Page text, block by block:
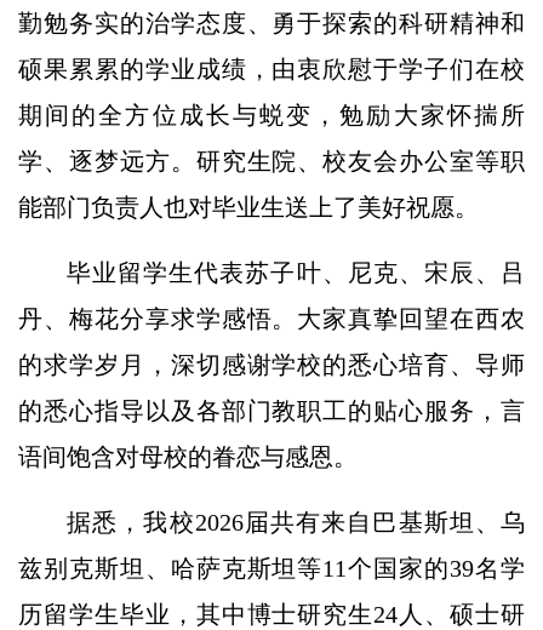
勤勉务实的治学态度、勇于探索的科研精神和
硕果累累的学业成绩，由衷欣慰于学子们在校
期间的全方位成长与蜕变，勉励大家怀揣所
学、逐梦远方。研究生院、校友会办公室等职
能部门负责人也对毕业生送上了美好祝愿。
毕业留学生代表苏子叶、尼克、宋辰、吕
丹、梅花分享求学感悟。大家真挚回望在西农
的求学岁月，深切感谢学校的悉心培育、导师
的悉心指导以及各部门教职工的贴心服务，言
语间饱含对母校的眷恋与感恩。
据悉，我校2026届共有来自巴基斯坦、乌
兹别克斯坦、哈萨克斯坦等11个国家的39名学
历留学生毕业，其中博士研究生24人、硕士研